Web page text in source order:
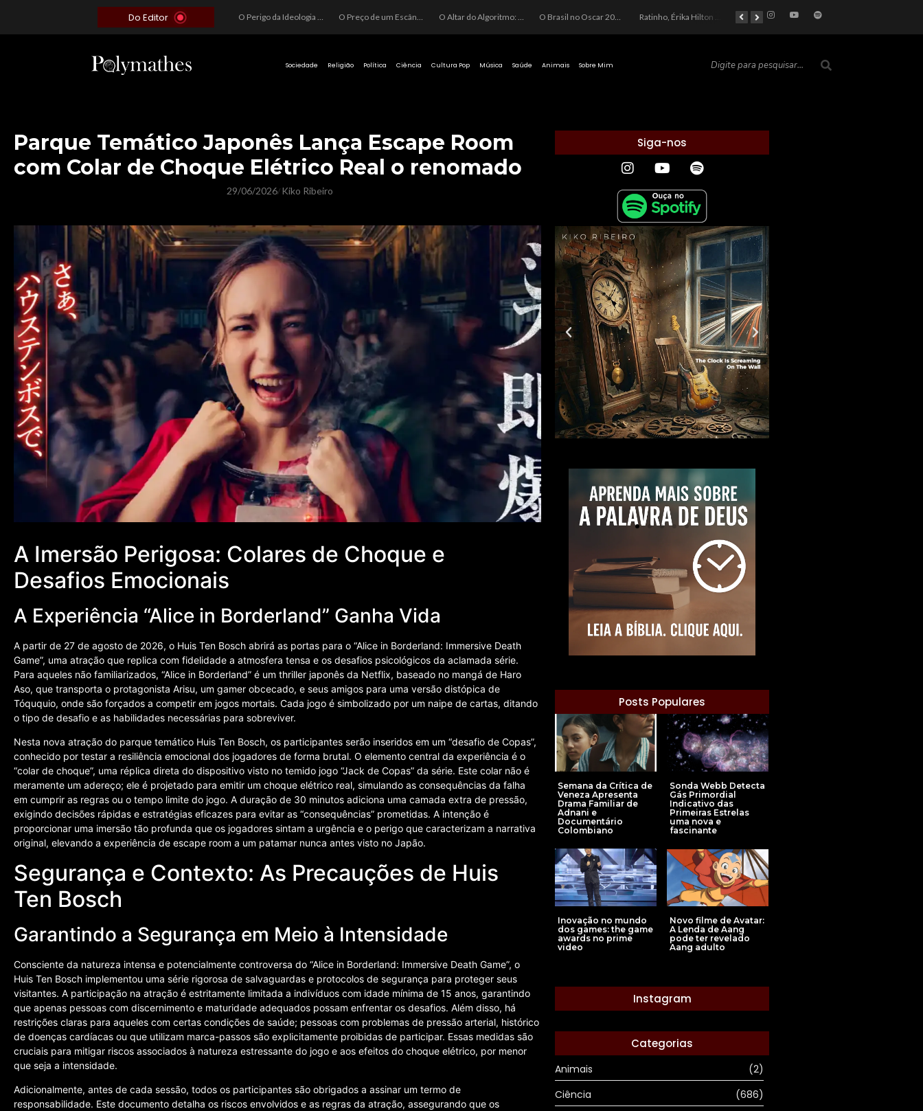
Do Editor O Perigo da Ideologia Desenfreada na Justiça: Quando a Pauta Política Substitui a Pena Criminal O Preço de um Escândalo: A Discrepância Entre o “Filme de Bolsonaro” e a Realidade do Cinema Mundial O Altar do Algoritmo: A Carência Humana e a Fabricação de Heróis no Brasil O Brasil no Oscar 2026: Entre a Cota do Politicamente Correto e a Realidade das Telas Ratinho, Érika Hilton e a Farsa Política: Quem Ganha com o Barulho no País de Bobson? As controvérsias que marcam o cenário político e econômico nacional
Sociedade Religião Política Ciência Cultura Pop Música Saúde Animais Sobre Mim
Parque Temático Japonês Lança Escape Room
com Colar de Choque Elétrico Real o renomado
29/06/2026/ Kiko Ribeiro
A Imersão Perigosa: Colares de Choque e
Desafios Emocionais
A Experiência “Alice in Borderland” Ganha Vida
A partir de 27 de agosto de 2026, o Huis Ten Bosch abrirá as portas para o “Alice in Borderland: Immersive Death
Game”, uma atração que replica com fidelidade a atmosfera tensa e os desafios psicológicos da aclamada série.
Para aqueles não familiarizados, “Alice in Borderland” é um thriller japonês da Netflix, baseado no mangá de Haro
Aso, que transporta o protagonista Arisu, um gamer obcecado, e seus amigos para uma versão distópica de
Tóququio, onde são forçados a competir em jogos mortais. Cada jogo é simbolizado por um naipe de cartas, ditando
o tipo de desafio e as habilidades necessárias para sobreviver.
Nesta nova atração do parque temático Huis Ten Bosch, os participantes serão inseridos em um “desafio de Copas”,
conhecido por testar a resiliência emocional dos jogadores de forma brutal. O elemento central da experiência é o
“colar de choque”, uma réplica direta do dispositivo visto no temido jogo “Jack de Copas” da série. Este colar não é
meramente um adereço; ele é projetado para emitir um choque elétrico real, simulando as consequências da falha
em cumprir as regras ou o tempo limite do jogo. A duração de 30 minutos adiciona uma camada extra de pressão,
exigindo decisões rápidas e estratégias eficazes para evitar as “consequências” prometidas. A intenção é
proporcionar uma imersão tão profunda que os jogadores sintam a urgência e o perigo que caracterizam a narrativa
original, elevando a experiência de escape room a um patamar nunca antes visto no Japão.
Segurança e Contexto: As Precauções de Huis
Ten Bosch
Garantindo a Segurança em Meio à Intensidade
Consciente da natureza intensa e potencialmente controversa do “Alice in Borderland: Immersive Death Game”, o
Huis Ten Bosch implementou uma série rigorosa de salvaguardas e protocolos de segurança para proteger seus
visitantes. A participação na atração é estritamente limitada a indivíduos com idade mínima de 15 anos, garantindo
que apenas pessoas com discernimento e maturidade adequados possam enfrentar os desafios. Além disso, há
restrições claras para aqueles com certas condições de saúde; pessoas com problemas de pressão arterial, histórico
de doenças cardíacas ou que utilizam marca-passos são explicitamente proibidas de participar. Essas medidas são
cruciais para mitigar riscos associados à natureza estressante do jogo e aos efeitos do choque elétrico, por menor
que seja a intensidade.
Adicionalmente, antes de cada sessão, todos os participantes são obrigados a assinar um termo de
responsabilidade. Este documento detalha os riscos envolvidos e as regras da atração, assegurando que os
Siga-nos
Posts Populares
Semana da Crítica de
Veneza Apresenta
Drama Familiar de
Adnani e
Documentário
Colombiano
Sonda Webb Detecta
Gás Primordial
Indicativo das
Primeiras Estrelas
uma nova e
fascinante
Inovação no mundo
dos games: the game
awards no prime
video
Novo filme de Avatar:
A Lenda de Aang
pode ter revelado
Aang adulto
Instagram
Categorias
Animais
(2)
Ciência
(686)